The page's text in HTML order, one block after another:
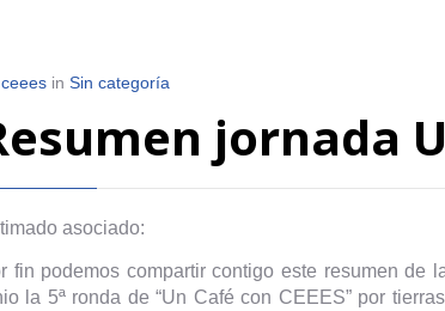
ceees in Sin categoría
jornada
asociado:
fin podemos compartir contigo este resumen
la 5ª ronda de “Un Café con CEEES” por